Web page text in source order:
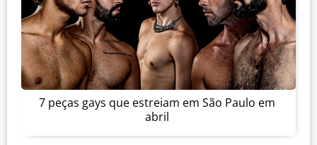
7 peças gays que estreiam em São Paulo em
abril